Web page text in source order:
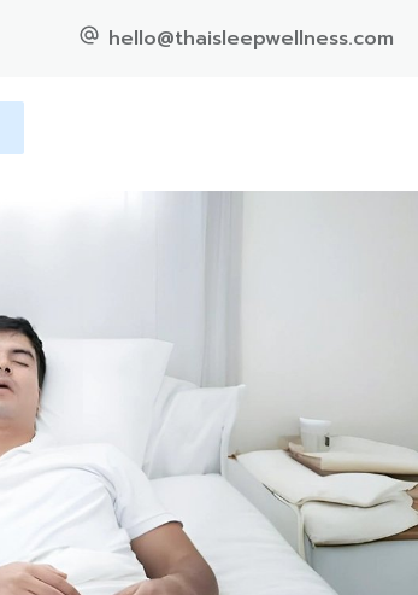
hello@thaisleepwellness.com